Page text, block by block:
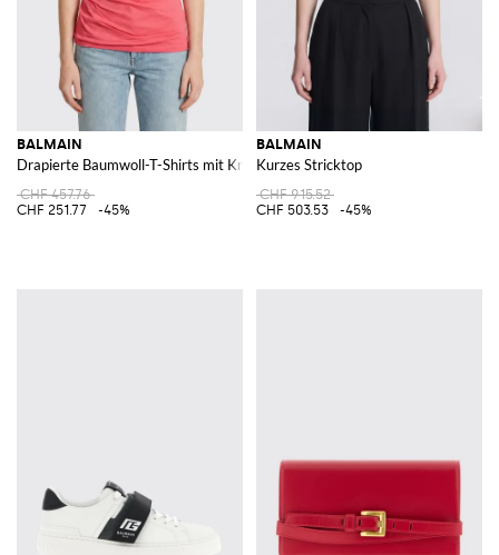
BALMAIN
Drapierte Baumwoll-T-Shirts mit Knöpfen
CHF 457.76
CHF 251.77
-45%
BALMAIN
Kurzes Stricktop
CHF 915.52
CHF 503.53
-45%